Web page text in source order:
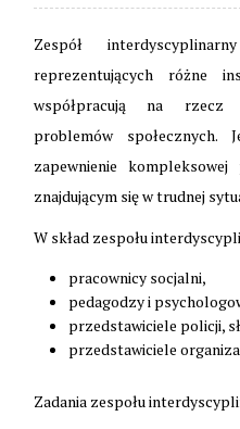
Zespół
reprezentujących różne
współpracują na rzecz
problemów społecznych.
zapewnienie
znajdującym się w trudnej
W skład zespołu
pracownicy socjalni,
pedagodzy i
przedstawiciele policji,
przedstawiciele
Zadania zespołu